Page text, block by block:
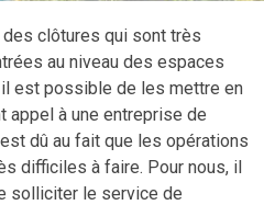
clôtures qui sont très
au niveau des espaces
est possible de les mettre en
appel à une entreprise de
dû au fait que les opérations
difficiles à faire. Pour nous, il
solliciter le service de